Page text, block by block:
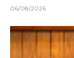
06/08/2026